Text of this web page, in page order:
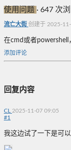
使用问题 · 647 次
流亡大街 创建于 2025-
在cmd或者
添加评论
回复内容
CL 2025-11-07 09:05
#1
我这边试了一下是可